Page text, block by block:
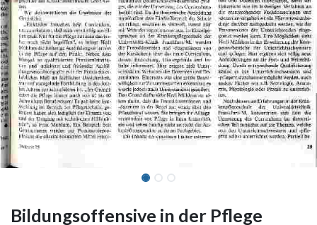
Bildungsoffensive in der Pflege